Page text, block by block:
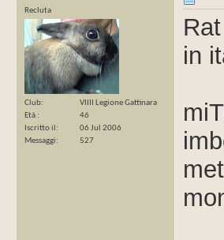
Recluta
Club
VIIII Legione Gattinara
Età
46
Iscritto il
06 Jul 2006
Messaggi
527
in